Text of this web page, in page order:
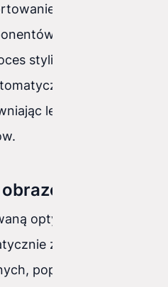
plików CSS
React, co
stylizacji aplikacji.
optymalizuje
lepszą wydajność
optymalizację
zmniejsza
poprawiając tym